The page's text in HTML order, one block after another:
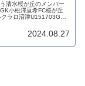
清水桜が丘のメンバー
小松澤亘希FC桜が丘
ラロ沼津U151703GK
2024.08.27